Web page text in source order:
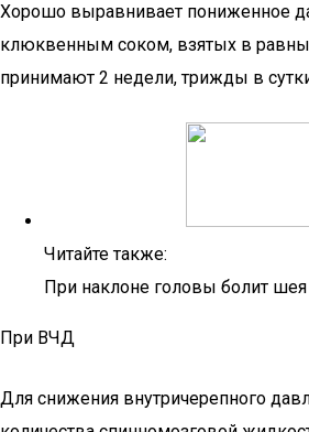
Хорошо выравнивает пониженное
клюквенным соком, взятых в
принимают 2 недели, трижды в
Читайте также:
При наклоне головы болит
При ВЧД
Для снижения внутричерепного